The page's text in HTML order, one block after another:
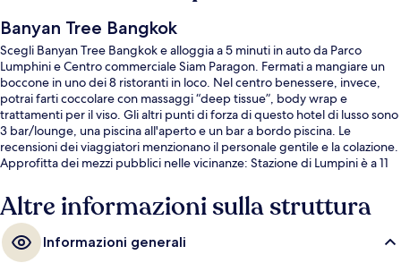
Banyan Tree Bangkok
Scegli Banyan Tree Bangkok e alloggia a 5 minuti in auto da Parco
Lumphini e Centro commerciale Siam Paragon. Fermati a mangiare un
boccone in uno dei 8 ristoranti in loco. Nel centro benessere, invece,
potrai farti coccolare con massaggi “deep tissue”, body wrap e
trattamenti per il viso. Gli altri punti di forza di questo hotel di lusso sono
3 bar/lounge, una piscina all'aperto e un bar a bordo piscina. Le
recensioni dei viaggiatori menzionano il personale gentile e la colazione.
Approfitta dei mezzi pubblici nelle vicinanze: Stazione di Lumpini è a 11
Altre informazioni sulla struttura
Informazioni generali